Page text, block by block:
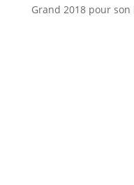
Grand 2018 pour